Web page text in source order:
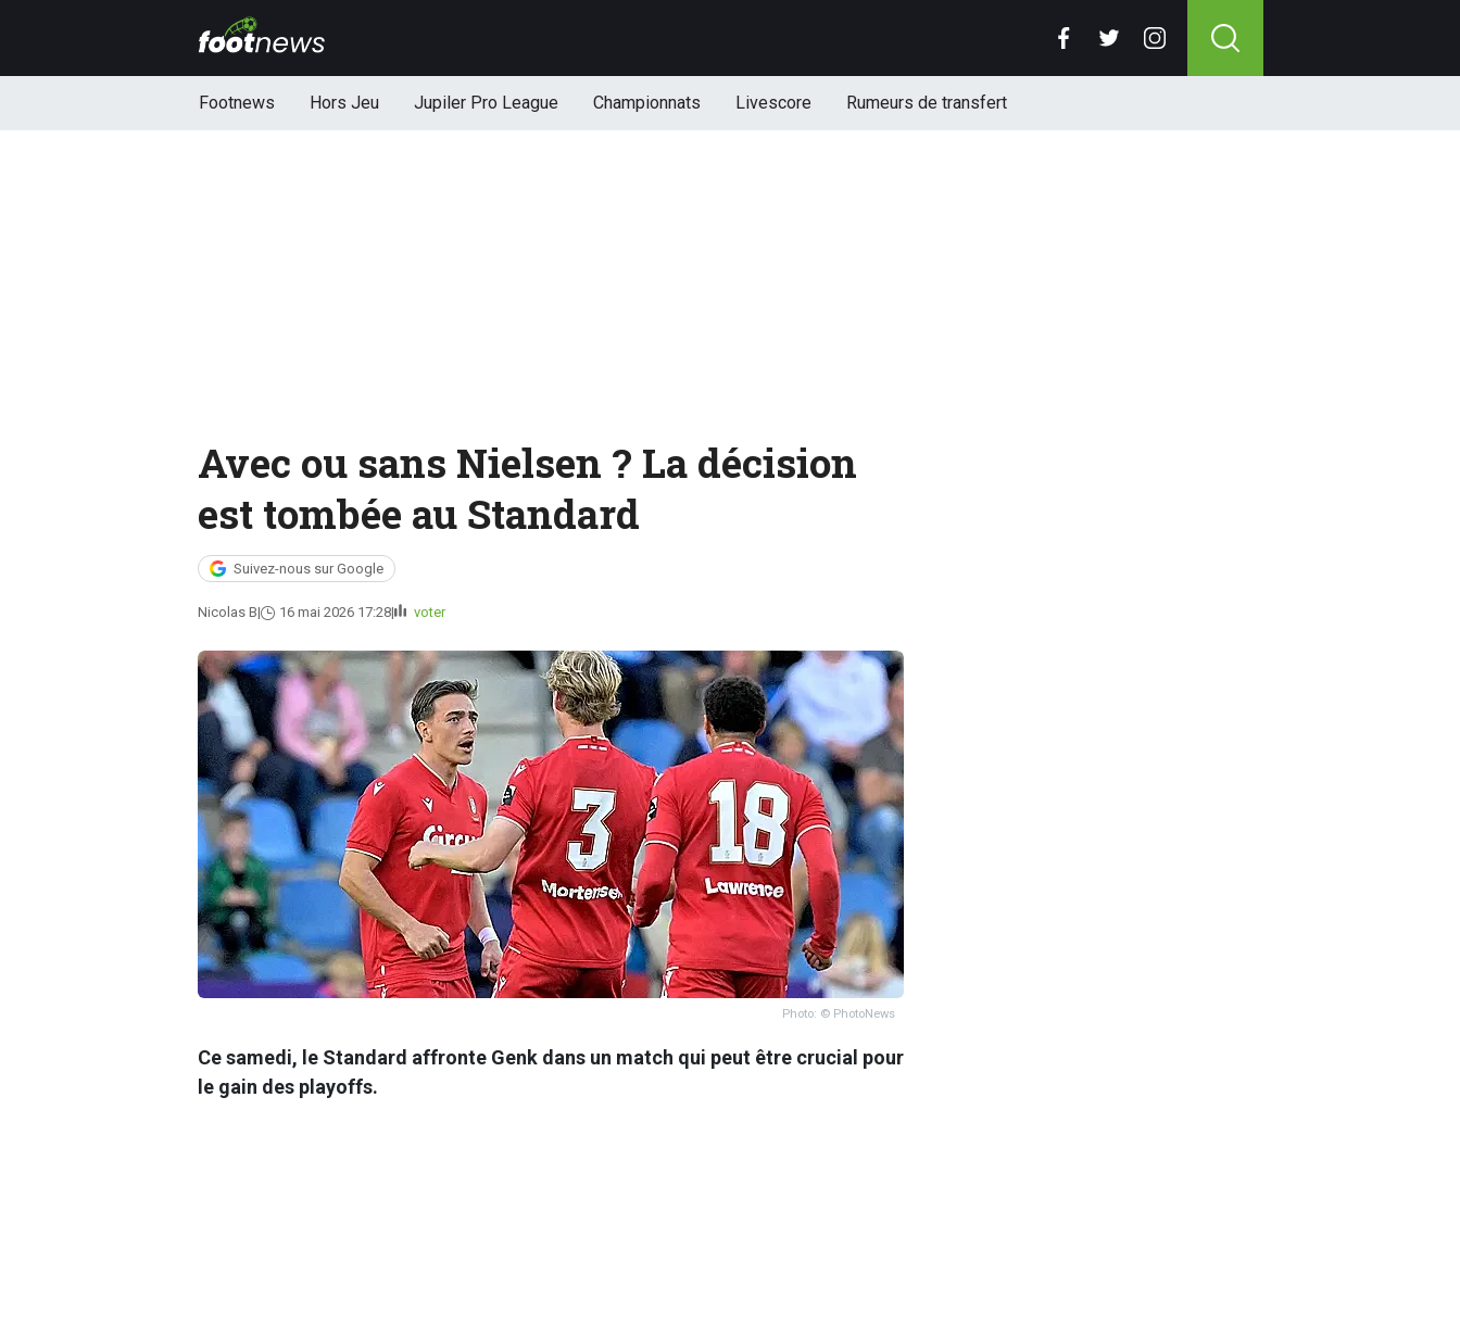
Footnews Hors Jeu Jupiler Pro League Championnats Livescore Rumeurs de transfert
Avec ou sans Nielsen ? La décision
est tombée au Standard
Suivez-nous sur Google
Nicolas B 16 mai 2026 17:28 voter
Photo: © PhotoNews
Ce samedi, le Standard affronte Genk dans un match qui peut être crucial pour
le gain des playoffs.